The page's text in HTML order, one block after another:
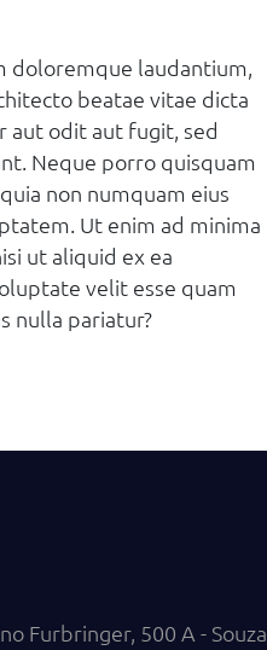
doloremque laudantium,
beatae vitae dicta
aut odit aut fugit, sed
Neque porro quisquam
non numquam eius
Ut enim ad minima
ut aliquid ex ea
velit esse quam
nulla pariatur?
Furbringer, 500 A - Souza